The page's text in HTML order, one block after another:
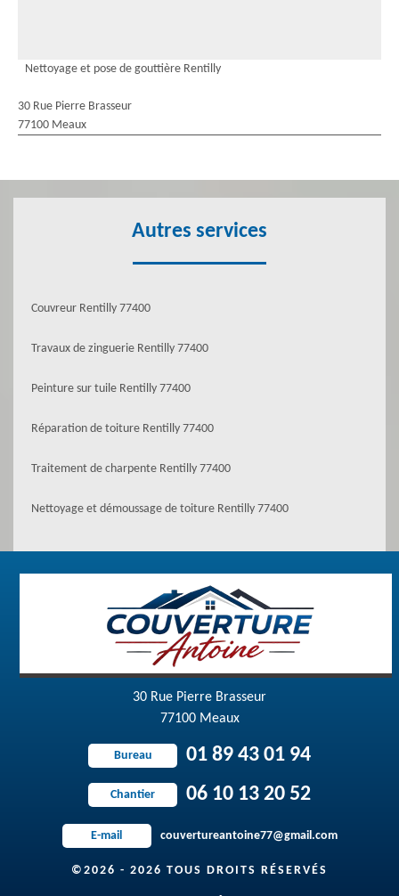
Nettoyage et pose de gouttière Rentilly
30 Rue Pierre Brasseur
77100 Meaux
Autres services
Couvreur Rentilly 77400
Travaux de zinguerie Rentilly 77400
Peinture sur tuile Rentilly 77400
Réparation de toiture Rentilly 77400
Traitement de charpente Rentilly 77400
Nettoyage et démoussage de toiture Rentilly 77400
30 Rue Pierre Brasseur
77100 Meaux
Bureau 01 89 43 01 94
Chantier 06 10 13 20 52
E-mail couvertureantoine77@gmail.com
©2026 - 2026 TOUS DROITS RÉSERVÉS